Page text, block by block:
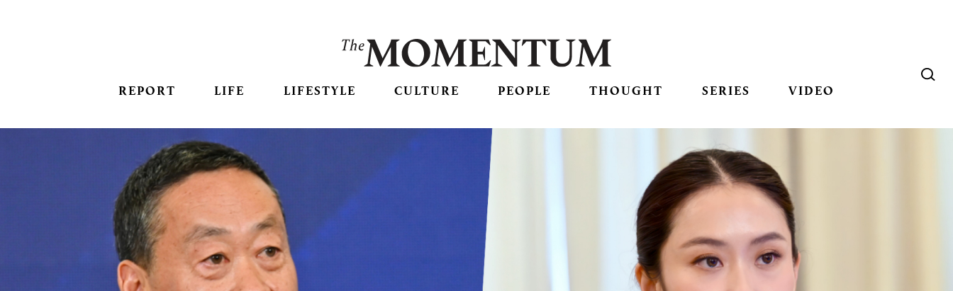
REPORT LIFE LIFESTYLE CULTURE PEOPLE THOUGHT SERIES VIDEO